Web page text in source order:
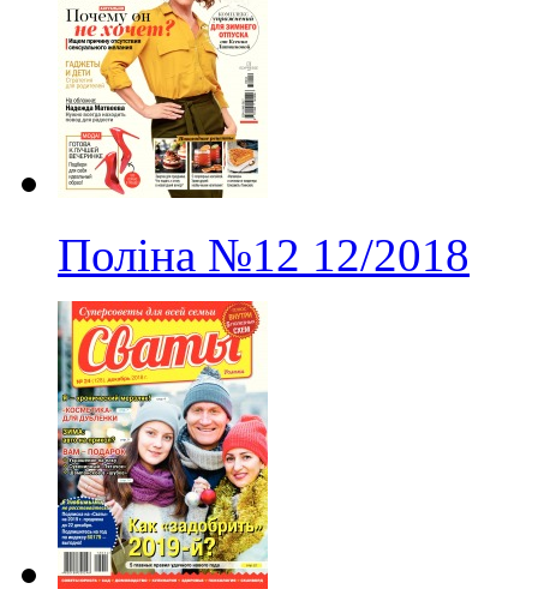
Поліна №12 12/2018